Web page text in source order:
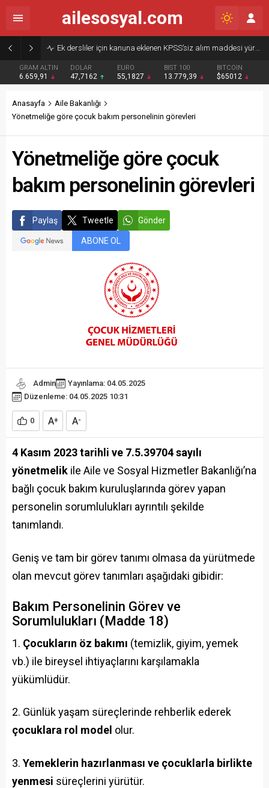
Ek dersliler için kanuna eklenen KPSS’siz alım maddesi yürürlükten kaldırıldı
GRAM ALTIN
6.659,91
DOLAR
47,7162
EURO
55,1827
BIST 100
13.779,39
BITCOIN
$65012
ailesosyal.com
Anasayfa
Aile Bakanlığı
Yönetmeliğe göre çocuk bakım personelinin görevleri
Yönetmeliğe göre çocuk
bakım personelinin görevleri
Paylaş Tweetle Gönder
ABONE OL
Admin
Yayınlama: 04.05.2025
Düzenleme: 04.05.2025 10:31
0 A+ A-
4 Kasım 2023 tarihli ve 7.5.39704 sayılı
yönetmelik ile Aile ve Sosyal Hizmetler Bakanlığı’na
bağlı çocuk bakım kuruluşlarında görev yapan
personelin sorumlulukları ayrıntılı şekilde
tanımlandı.
Geniş ve tam bir görev tanımı olmasa da yürütmede
olan mevcut görev tanımları aşağıdaki gibidir:
Bakım Personelinin Görev ve
Sorumlulukları (Madde 18)
Çocukların öz bakımı (temizlik, giyim, yemek
vb.) ile bireysel ihtiyaçlarını karşılamakla
yükümlüdür.
Günlük yaşam süreçlerinde rehberlik ederek
çocuklara rol model olur.
Yemeklerin hazırlanması ve çocuklarla birlikte
yenmesi süreçlerini yürütür.